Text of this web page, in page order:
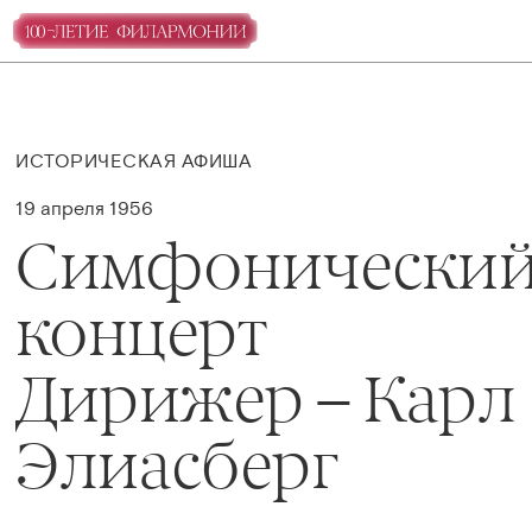
ИСТОРИЧЕСКАЯ АФИША
19 апреля 1956
концерт
Дирижер – Карл
Элиасберг